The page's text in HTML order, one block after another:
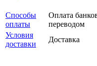
Способы
оплаты
Оплата
переводом
Условия
доставки
Доставка